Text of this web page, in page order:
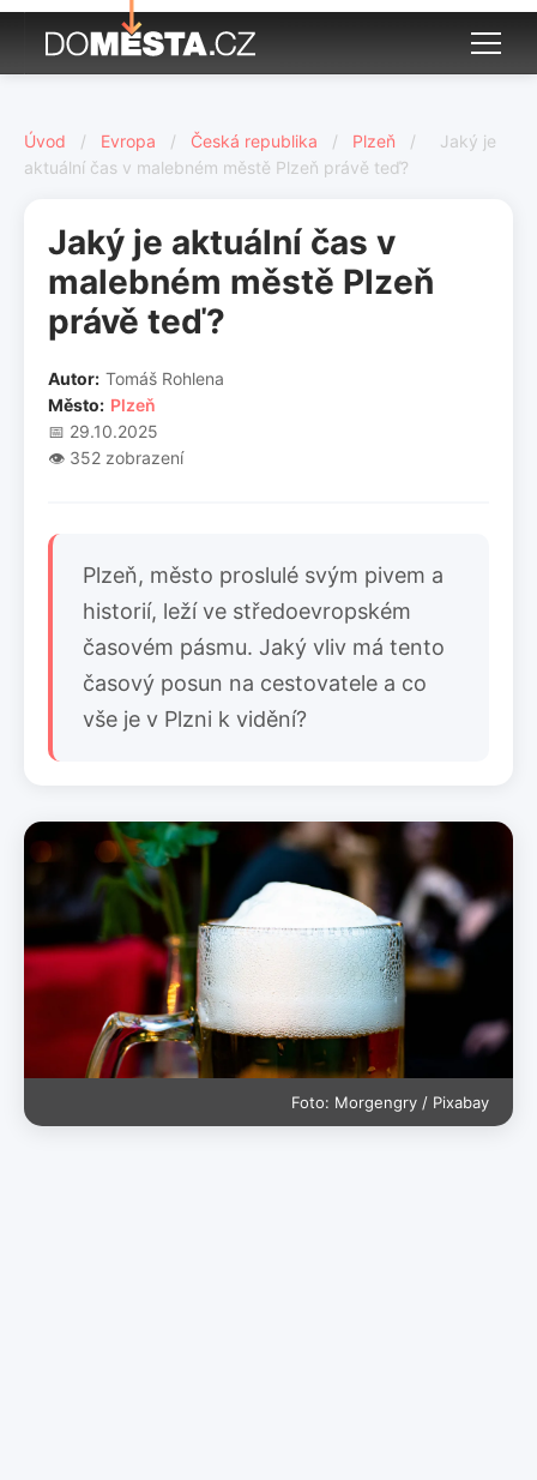
Úvod / Evropa / Česká republika / Plzeň /
Jaký je
aktuální čas v malebném městě Plzeň právě teď?
Jaký je aktuální čas v
malebném městě Plzeň
právě teď?
Autor: Tomáš Rohlena
Město: Plzeň
📅 29.10.2025
👁️ 352 zobrazení
Plzeň, město proslulé svým pivem a
historií, leží ve středoevropském
časovém pásmu. Jaký vliv má tento
časový posun na cestovatele a co
vše je v Plzni k vidění?
Foto: Morgengry / Pixabay